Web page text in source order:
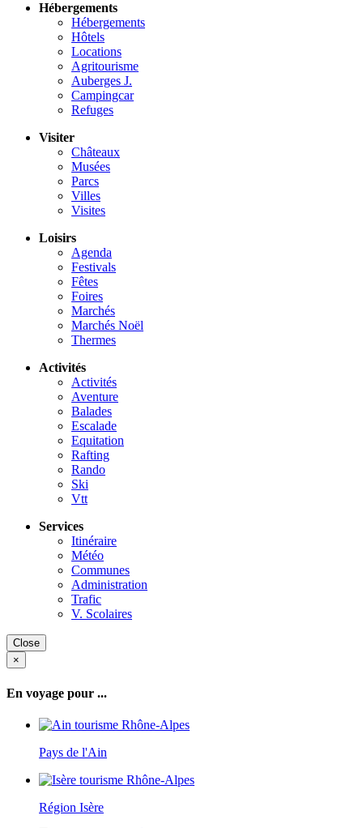
Hébergements
Hébergements
Hôtels
Locations
Agritourisme
Auberges J.
Campingcar
Refuges
Visiter
Châteaux
Musées
Parcs
Villes
Visites
Loisirs
Agenda
Festivals
Fêtes
Foires
Marchés
Marchés Noël
Thermes
Activités
Activités
Aventure
Balades
Escalade
Equitation
Rafting
Rando
Ski
Vtt
Services
Itinéraire
Météo
Communes
Administration
Trafic
V. Scolaires
Close
×
En voyage pour ...
Pays de l'Ain
Région Isère